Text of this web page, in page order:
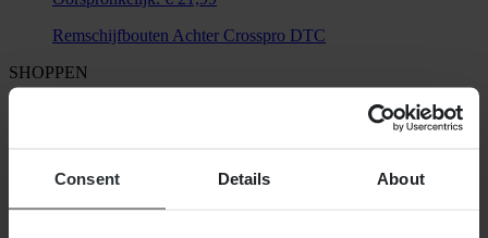
Consent Details About
Remschijfbouten Achter Crosspro DTC
SHOPPEN
Retourneren
Herroepingsrecht